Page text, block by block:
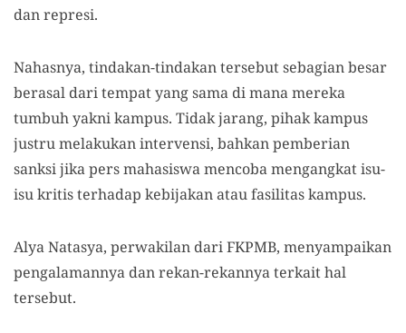
dan represi.
Nahasnya, tindakan-tindakan tersebut sebagian besar
berasal dari tempat yang sama di mana mereka
tumbuh yakni kampus. Tidak jarang, pihak kampus
justru melakukan intervensi, bahkan pemberian
sanksi jika pers mahasiswa mencoba mengangkat isu-
isu kritis terhadap kebijakan atau fasilitas kampus.
Alya Natasya, perwakilan dari FKPMB, menyampaikan
pengalamannya dan rekan-rekannya terkait hal
tersebut.